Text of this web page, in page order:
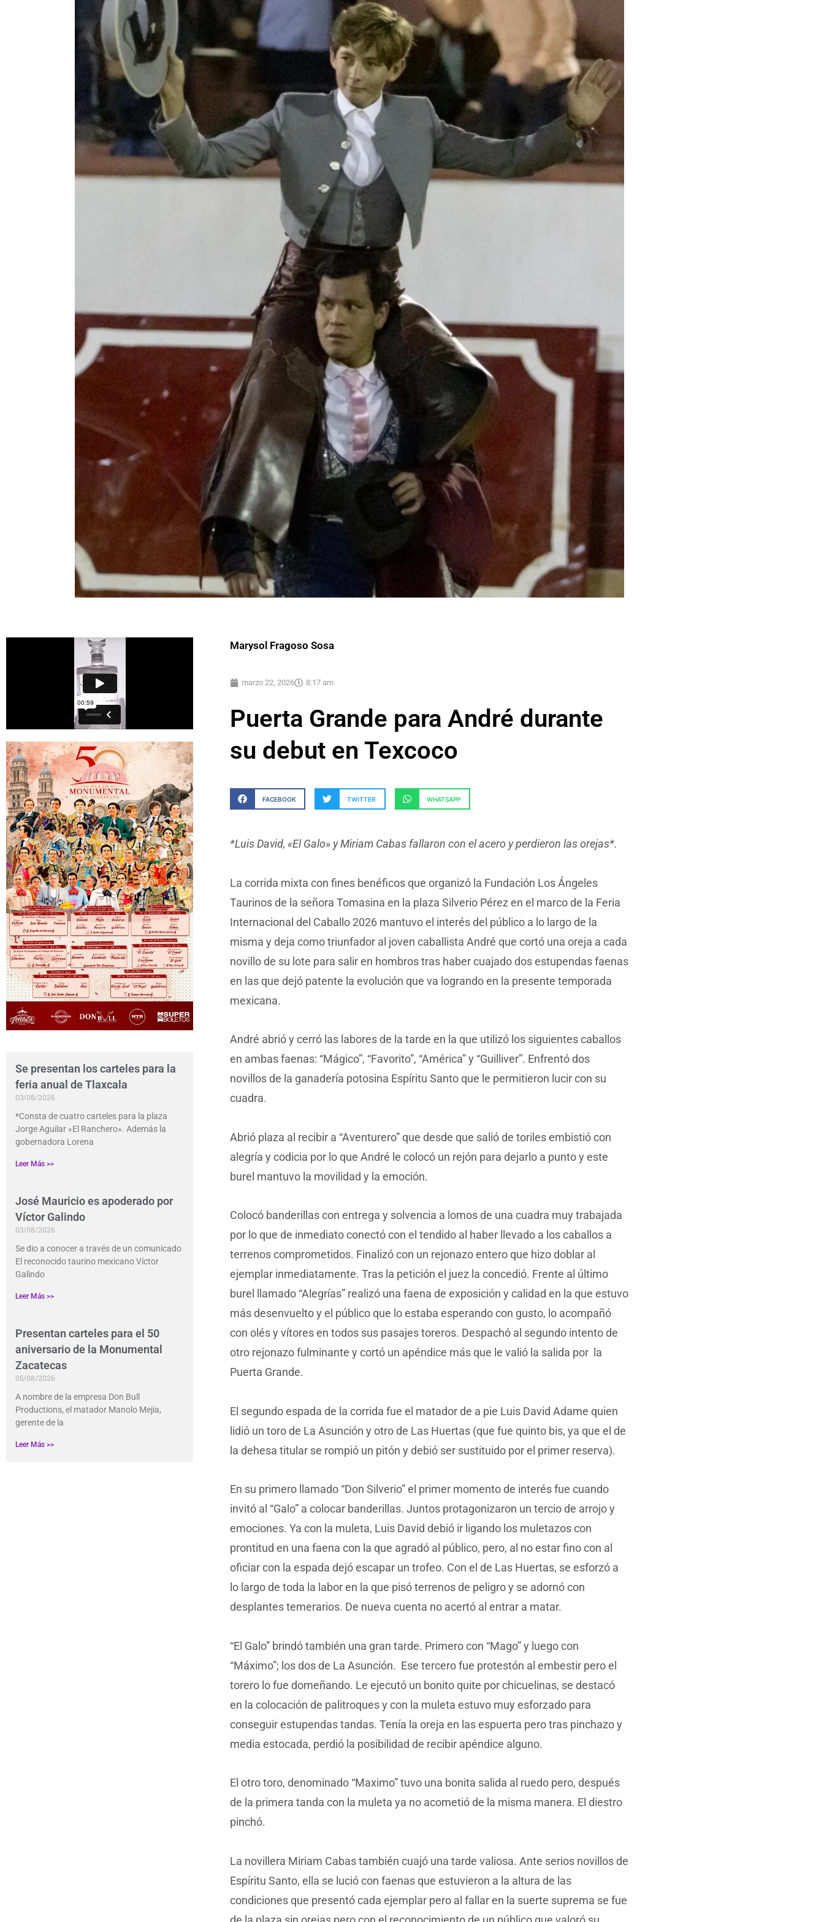
Se presentan los carteles para la
feria anual de Tlaxcala
03/08/2026
*Consta de cuatro carteles para la plaza
Jorge Aguilar «El Ranchero». Además la
gobernadora Lorena
Leer Más >>
José Mauricio es apoderado por
Víctor Galindo
03/08/2026
Se dio a conocer a través de un comunicado
El reconocido taurino mexicano Víctor
Galindo
Leer Más >>
Presentan carteles para el 50
aniversario de la Monumental
Zacatecas
05/08/2026
A nombre de la empresa Don Bull
Productions, el matador Manolo Mejía,
gerente de la
Leer Más >>
Marysol Fragoso Sosa
marzo 22, 2026 8:17 am
Puerta Grande para André durante
su debut en Texcoco
FACEBOOK TWITTER WHATSAPP
*Luis David, «El Galo» y Miriam Cabas fallaron con el acero y perdieron las orejas*.
La corrida mixta con fines benéficos que organizó la Fundación Los Ángeles
Taurinos de la señora Tomasina en la plaza Silverio Pérez en el marco de la Feria
Internacional del Caballo 2026 mantuvo el interés del público a lo largo de la
misma y deja como triunfador al joven caballista André que cortó una oreja a cada
novillo de su lote para salir en hombros tras haber cuajado dos estupendas faenas
en las que dejó patente la evolución que va logrando en la presente temporada
mexicana.
André abrió y cerró las labores de la tarde en la que utilizó los siguientes caballos
en ambas faenas: “Mágico”, “Favorito”, “América” y “Guilliver”. Enfrentó dos
novillos de la ganadería potosina Espíritu Santo que le permitieron lucir con su
cuadra.
Abrió plaza al recibir a “Aventurero” que desde que salió de toriles embistió con
alegría y codicia por lo que André le colocó un rejón para dejarlo a punto y este
burel mantuvo la movilidad y la emoción.
Colocó banderillas con entrega y solvencia a lomos de una cuadra muy trabajada
por lo que de inmediato conectó con el tendido al haber llevado a los caballos a
terrenos comprometidos. Finalizó con un rejonazo entero que hizo doblar al
ejemplar inmediatamente. Tras la petición el juez la concedió. Frente al último
burel llamado “Alegrías” realizó una faena de exposición y calidad en la que estuvo
más desenvuelto y el público que lo estaba esperando con gusto, lo acompañó
con olés y vítores en todos sus pasajes toreros. Despachó al segundo intento de
otro rejonazo fulminante y cortó un apéndice más que le valió la salida por la
Puerta Grande.
El segundo espada de la corrida fue el matador de a pie Luis David Adame quien
lidió un toro de La Asunción y otro de Las Huertas (que fue quinto bis, ya que el de
la dehesa titular se rompió un pitón y debió ser sustituido por el primer reserva).
En su primero llamado “Don Silverio” el primer momento de interés fue cuando
invitó al “Galo” a colocar banderillas. Juntos protagonizaron un tercio de arrojo y
emociones. Ya con la muleta, Luis David debió ir ligando los muletazos con
prontitud en una faena con la que agradó al público, pero, al no estar fino con al
oficiar con la espada dejó escapar un trofeo. Con el de Las Huertas, se esforzó a
lo largo de toda la labor en la que pisó terrenos de peligro y se adornó con
desplantes temerarios. De nueva cuenta no acertó al entrar a matar.
“El Galo” brindó también una gran tarde. Primero con “Mago” y luego con
“Máximo”; los dos de La Asunción. Ese tercero fue protestón al embestir pero el
torero lo fue domeñando. Le ejecutó un bonito quite por chicuelinas, se destacó
en la colocación de palitroques y con la muleta estuvo muy esforzado para
conseguir estupendas tandas. Tenía la oreja en las espuerta pero tras pinchazo y
media estocada, perdió la posibilidad de recibir apéndice alguno.
El otro toro, denominado “Maximo” tuvo una bonita salida al ruedo pero, después
de la primera tanda con la muleta ya no acometió de la misma manera. El diestro
pinchó.
La novillera Miriam Cabas también cuajó una tarde valiosa. Ante serios novillos de
Espíritu Santo, ella se lució con faenas que estuvieron a la altura de las
condiciones que presentó cada ejemplar pero al fallar en la suerte suprema se fue